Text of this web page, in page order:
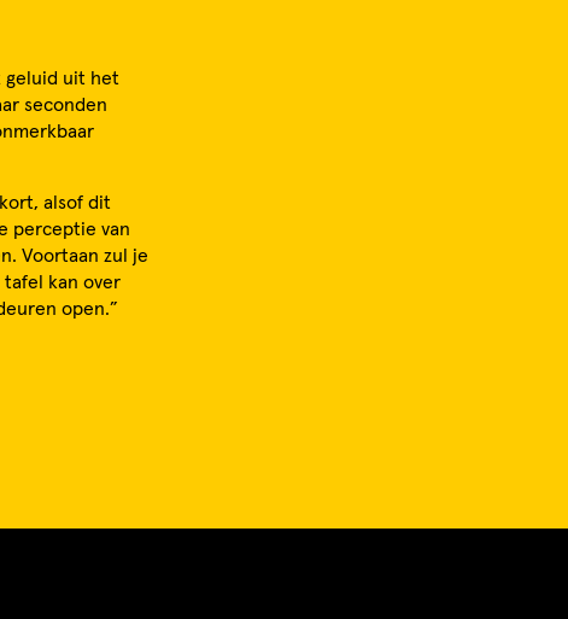
geluid uit het
seconden
alsof dit
perceptie van
Voortaan zul je
tafel kan over
open.”